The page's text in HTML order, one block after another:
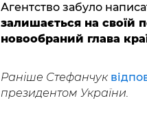
Агентство забуло
залишається на своїй
новообраний глава
Раніше Стефанчук
президентом України.